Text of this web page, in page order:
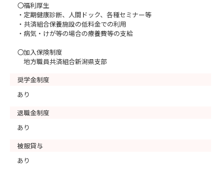
〇福利厚生
・定期健康診断、人間ドック、各種セミナー等
・共済組合保養施設の低料金での利用
・病気・けが等の場合の療養費等の支給
〇加入保険制度
地方職員共済組合新潟県支部
奨学金制度
あり
退職金制度
あり
被服貸与
あり